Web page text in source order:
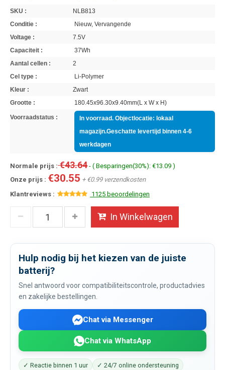
SKU :
NLB813
Conditie :
Nieuw, Vervangende
Voltage :
7.5V
Capaciteit :
37Wh
Aantal cellen :
2
Cel type :
Li-Polymer
Kleur :
Zwart
Grootte :
180.45x96.30x9.40mm(L x W x H)
Voorraadstatus :
In voorraad. Objectlocatie: lokaal
magazijn.Geschatte levertijd binnen 4-6
werkdagen
Normale prijs :€43.64 - ( Besparingen(30%): €13.09 )
Onze prijs : €30.55 + €0.99 verzendkosten
Klantreviews :
1125 beoordelingen
In Winkelwagen
Hulp nodig bij het kiezen van de juiste
batterij?
Snel antwoord voor compatibiliteitscontrole, productadvies
en zakelijke bestellingen.
Chat via Messenger
Chat via WhatsApp
✓ Reactie binnen 1 uur
✓ 24/7 online ondersteuning